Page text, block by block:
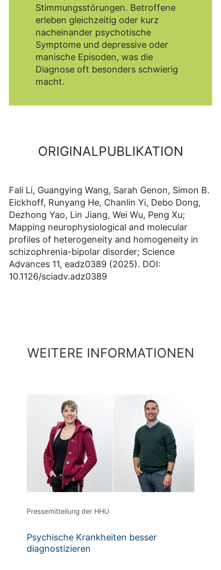
Stimmungsstörungen. Betroffene
erleben gleichzeitig oder kurz
nacheinander psychotische
Symptome und depressive oder
manische Episoden, was die
Diagnose oft besonders schwierig
macht.
ORIGINALPUBLIKATION
Fali Li, Guangying Wang, Sarah Genon, Simon B.
Eickhoff, Runyang He, Chanlin Yi, Debo Dong,
Dezhong Yao, Lin Jiang, Wei Wu, Peng Xu;
Mapping neurophysiological and molecular
profiles of heterogeneity and homogeneity in
schizophrenia-bipolar disorder; Science
Advances 11, eadz0389 (2025). DOI:
10.1126/sciadv.adz0389
WEITERE INFORMATIONEN
Pressemitteilung der HHU
Psychische Krankheiten besser
diagnostizieren